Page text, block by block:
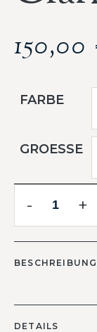
150,00
FARBE
GROESSE
- +
BESCHREIBUNG
DETAILS